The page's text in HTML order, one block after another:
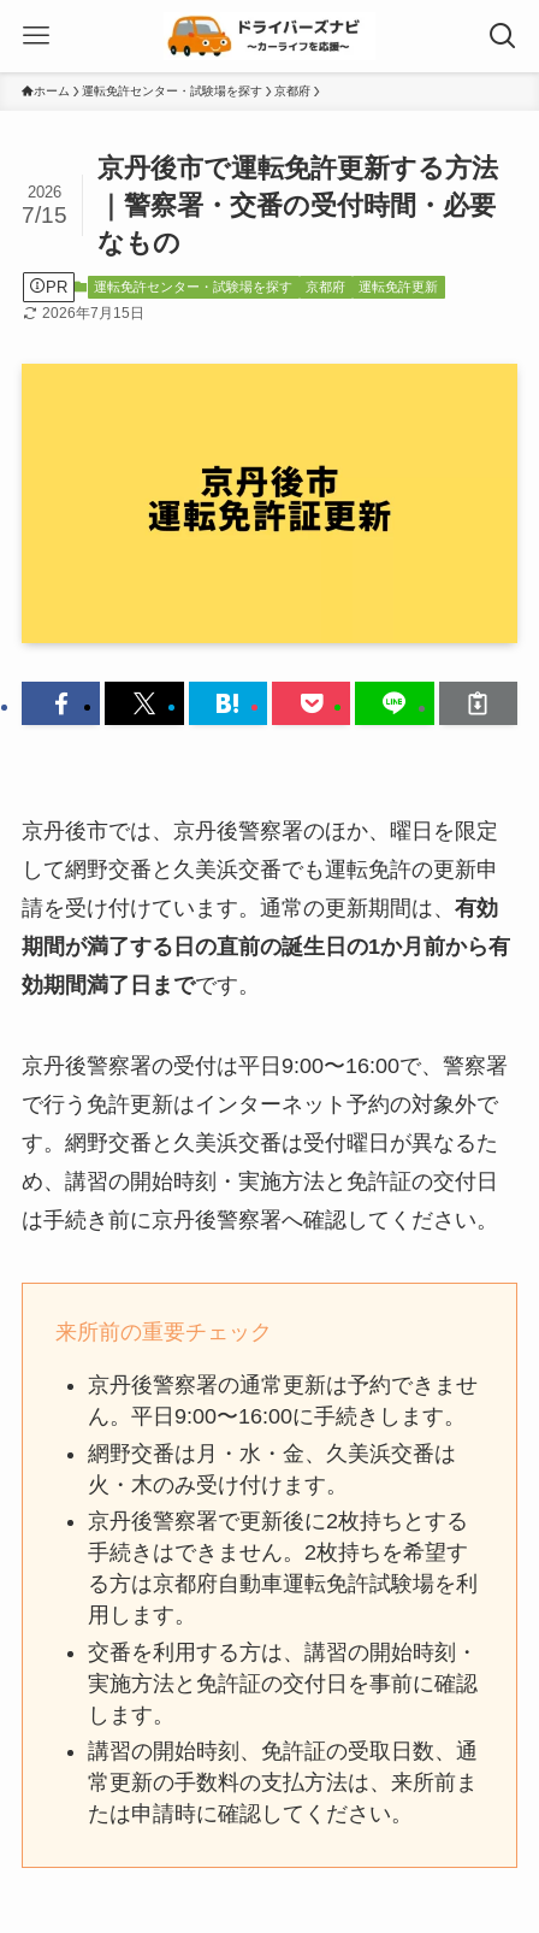
ホーム 運転免許センター・試験場を探す 京都府
京丹後市で運転免許更新する方法
｜警察署・交番の受付時間・必要
なもの
2026
7/15
PR 運転免許センター・試験場を探す 京都府 運転免許更新
2026年7月15日
京丹後市では、京丹後警察署のほか、曜日を限定
して網野交番と久美浜交番でも運転免許の更新申
請を受け付けています。通常の更新期間は、 有効
期間が満了する日の直前の誕生日の1か月前から有
効期間満了日までです。
京丹後警察署の受付は平日9:00〜16:00で、警察署
で行う免許更新はインターネット予約の対象外で
す。網野交番と久美浜交番は受付曜日が異なるた
め、講習の開始時刻・実施方法と免許証の交付日
は手続き前に京丹後警察署へ確認してください。
来所前の重要チェック
京丹後警察署の通常更新は予約できませ
ん。平日9:00〜16:00に手続きします。
網野交番は月・水・金、久美浜交番は
火・木のみ受け付けます。
京丹後警察署で更新後に2枚持ちとする
手続きはできません。2枚持ちを希望す
る方は京都府自動車運転免許試験場を利
用します。
交番を利用する方は、講習の開始時刻・
実施方法と免許証の交付日を事前に確認
します。
講習の開始時刻、免許証の受取日数、通
常更新の手数料の支払方法は、来所前ま
たは申請時に確認してください。